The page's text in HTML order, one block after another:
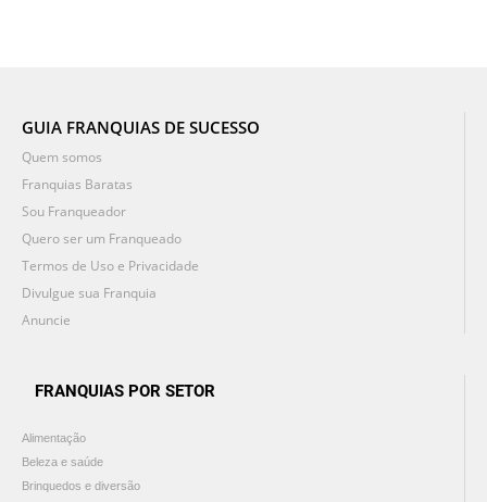
GUIA FRANQUIAS DE SUCESSO
Quem somos
Franquias Baratas
Sou Franqueador
Quero ser um Franqueado
Termos de Uso e Privacidade
Divulgue sua Franquia
Anuncie
FRANQUIAS POR SETOR
Alimentação
Beleza e saúde
Brinquedos e diversão